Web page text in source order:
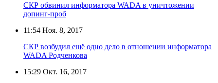
СКР обвинил информатора WADA в уничтожении
допинг-проб
11:54 Ноя. 8, 2017
СКР возбудил ещё одно дело в отношении информатора
WADA Родченкова
15:29 Окт. 16, 2017